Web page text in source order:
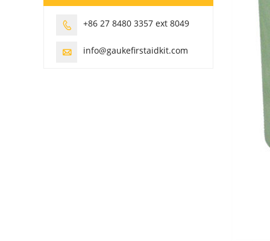
 +86 27 8480 3357 ext 8049
 info@gaukefirstaidkit.com